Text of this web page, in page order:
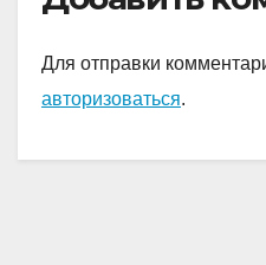
Для отправки
авторизоваться.